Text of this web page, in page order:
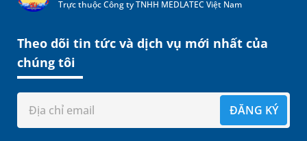
Trực thuộc Công ty TNHH MEDLATEC Việt Nam
Theo dõi tin tức và dịch vụ mới nhất của
chúng tôi
ĐĂNG KÝ